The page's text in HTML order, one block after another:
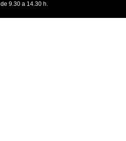
9.30 a 14.30 h.